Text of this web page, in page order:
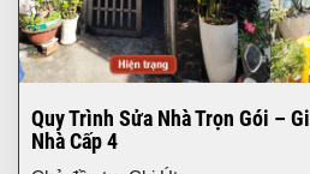
Quy Trình Sửa Nhà Trọn Gói –
Nhà Cấp 4